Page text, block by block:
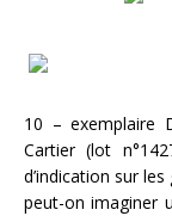
10 – exemplaire
Cartier (lot
d’indication sur
peut-on imaginer